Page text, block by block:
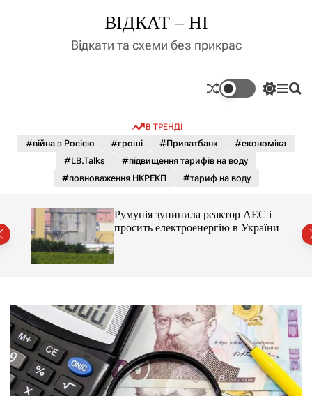
д
у
ВІДКАТ – НІ
Відкати та схеми без прикрас
П
м
к
а
о
л
ь
г
о
р
е
ж
и
м
у
М П
В ТРЕНДІ
#війна з Росією #гроші #Приватбанк
#економіка
#LB.Talks
#підвищення тарифів на воду
#повноваження НКРЕКП
#тариф на воду
Румунія зупинила реактор АЕС і
просить електроенергію в України